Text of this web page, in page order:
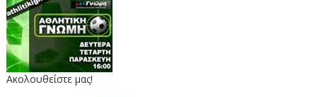
Ακολουθείστε μας!